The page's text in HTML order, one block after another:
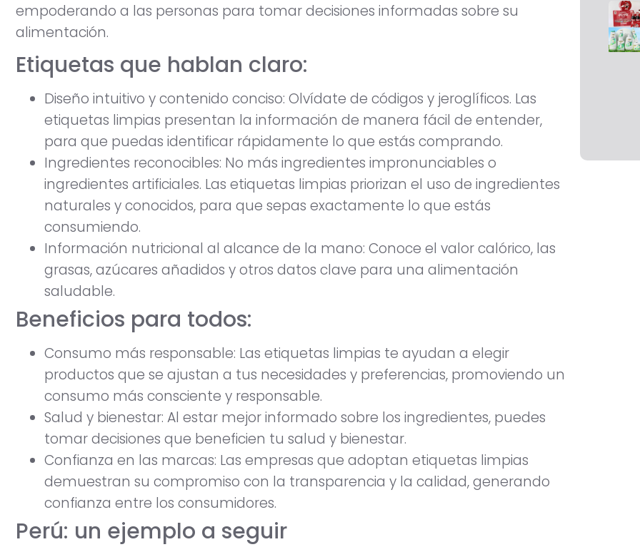
empoderando a las personas para tomar decisiones informadas sobre su
alimentación.
Etiquetas que hablan claro:
Diseño intuitivo y contenido conciso: Olvídate de códigos y jeroglíficos. Las
etiquetas limpias presentan la información de manera fácil de entender,
para que puedas identificar rápidamente lo que estás comprando.
Ingredientes reconocibles: No más ingredientes impronunciables o
ingredientes artificiales. Las etiquetas limpias priorizan el uso de ingredientes
naturales y conocidos, para que sepas exactamente lo que estás
consumiendo.
Información nutricional al alcance de la mano: Conoce el valor calórico, las
grasas, azúcares añadidos y otros datos clave para una alimentación
saludable.
Beneficios para todos:
Consumo más responsable: Las etiquetas limpias te ayudan a elegir
productos que se ajustan a tus necesidades y preferencias, promoviendo un
consumo más consciente y responsable.
Salud y bienestar: Al estar mejor informado sobre los ingredientes, puedes
tomar decisiones que beneficien tu salud y bienestar.
Confianza en las marcas: Las empresas que adoptan etiquetas limpias
demuestran su compromiso con la transparencia y la calidad, generando
confianza entre los consumidores.
Perú: un ejemplo a seguir